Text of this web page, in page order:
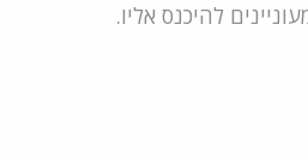
להיכנס אליו.